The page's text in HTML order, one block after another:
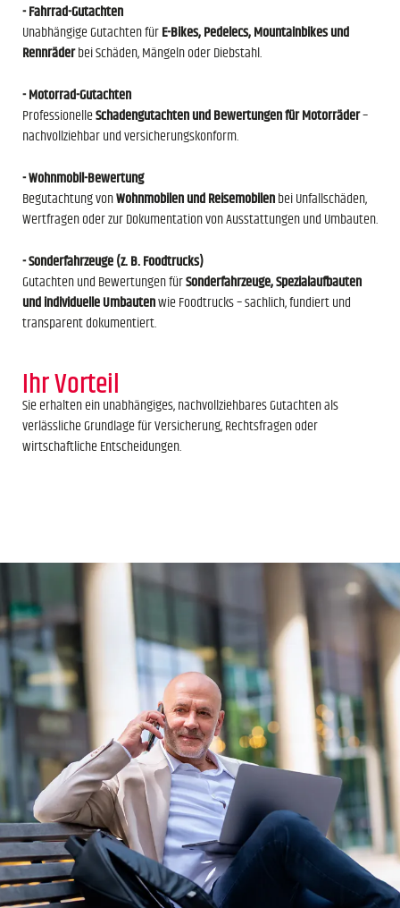
- Fahrrad-Gutachten
Unabhängige Gutachten fürE-Bikes, Pedelecs, Mountainbikes und
Rennräderbei Schäden, Mängeln oder Diebstahl.
- Motorrad-Gutachten
ProfessionelleSchadengutachten und Bewertungen für Motorräder–
nachvollziehbar und versicherungskonform.
- Wohnmobil-Bewertung
Begutachtung vonWohnmobilen und Reisemobilenbei Unfallschäden,
Wertfragen oder zur Dokumentation von Ausstattungen und Umbauten.
- Sonderfahrzeuge (z. B. Foodtrucks)
Gutachten und Bewertungen fürSonderfahrzeuge, Spezialaufbauten
und individuelle Umbautenwie Foodtrucks – sachlich, fundiert und
transparent dokumentiert.
Ihr Vorteil
Sie erhalten ein unabhängiges, nachvollziehbares Gutachten als
verlässliche Grundlage für Versicherung, Rechtsfragen oder
wirtschaftliche Entscheidungen.